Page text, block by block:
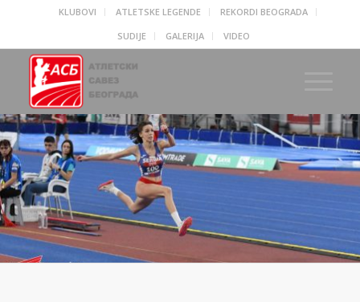
KLUBOVI ATLETSKE LEGENDE
REKORDI BEOGRADA
SUDIJE
GALERIJA VIDEO